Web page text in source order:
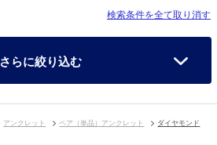
検索条件を全て取り消す
さらに絞り込む
アンクレット ペア（単品）アンクレット
ダイヤモンド